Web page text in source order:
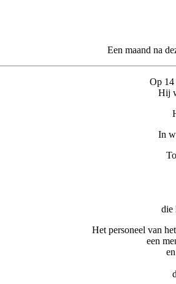
Een maand na
Op 14
Hij
In
die
Het personeel van
een